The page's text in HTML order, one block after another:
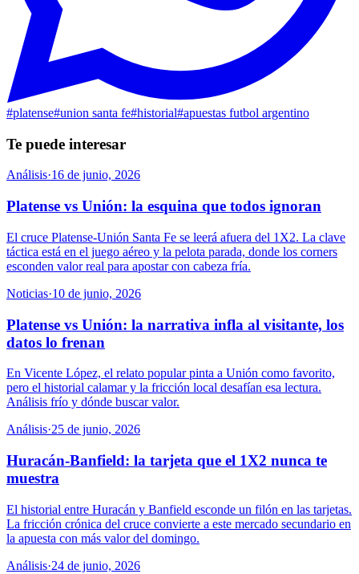
#platense#union santa fe#historial#apuestas futbol argentino
Te puede interesar
Análisis·16 de junio, 2026
Platense vs Unión: la esquina que todos ignoran
El cruce Platense-Unión Santa Fe se leerá afuera del 1X2. La clave
táctica está en el juego aéreo y la pelota parada, donde los corners
esconden valor real para apostar con cabeza fría.
Noticias·10 de junio, 2026
Platense vs Unión: la narrativa infla al visitante, los
datos lo frenan
En Vicente López, el relato popular pinta a Unión como favorito,
pero el historial calamar y la fricción local desafían esa lectura.
Análisis frío y dónde buscar valor.
Análisis·25 de junio, 2026
Huracán-Banfield: la tarjeta que el 1X2 nunca te
muestra
El historial entre Huracán y Banfield esconde un filón en las tarjetas.
La fricción crónica del cruce convierte a este mercado secundario en
la apuesta con más valor del domingo.
Análisis·24 de junio, 2026